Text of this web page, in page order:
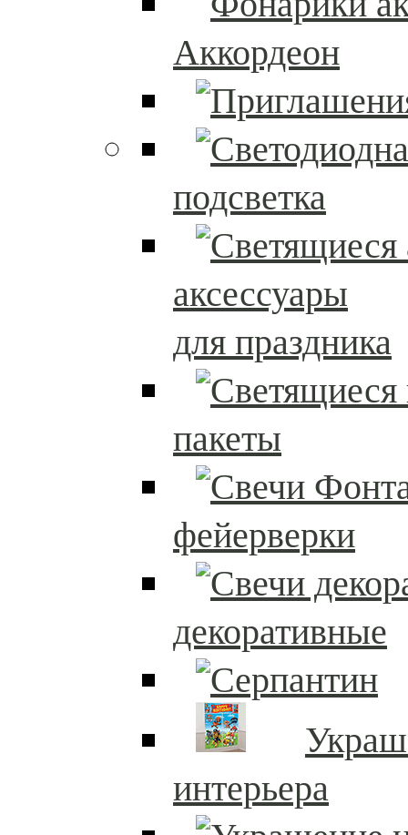
Аккордеон
подсветка
аксессуары
для праздника
пакеты
фейерверки
декоративные
интерьера